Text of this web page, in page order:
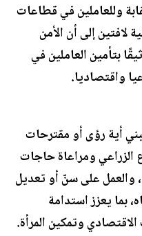
وللعاملين في قطاعات
لافتين إلى أن الأمن
بتأمين العاملين في
واقتصاديا.
أية رؤى أو مقترحات
ومراعاة حاجات
والعمل على سنّ أو تعديل
بما يعزز استدامة
وتمكين المرأة.